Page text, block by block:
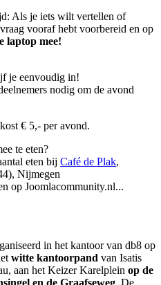
Als je iets wilt vertellen of
vooraf hebt voorbereid en op
laptop mee!
je eenvoudig in!
nodig om de avond
€ 5,- per avond.
te eten?
eten bij Café de Plak,
Nijmegen
op Joomlacommunity.nl...
in het kantoor van db8 op
witte kantoorpand van Isatis
aan het Keizer Karelplein op de
en de Graafseweg . De